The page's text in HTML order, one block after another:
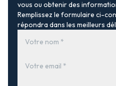
vous ou obtenir des
Remplissez le formulaire ci-
répondra dans les meilleurs